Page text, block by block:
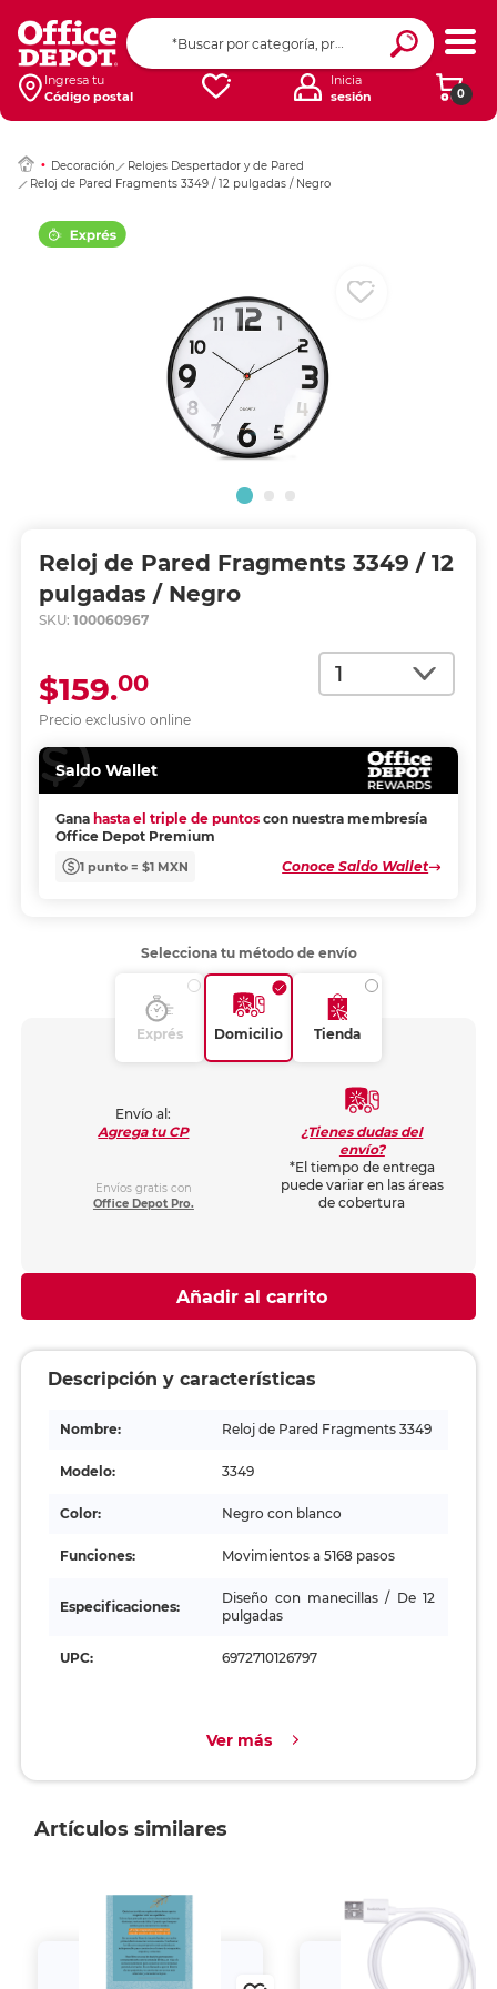
Ingresa tu
Código postal
0
Inicia
sesión
Decoración
Relojes Despertador y de Pared
Reloj de Pared Fragments 3349 / 12 pulgadas / Negro
Reloj de Pared Fragments 3349 / 12
pulgadas / Negro
SKU: 100060967
Cantidad
Precio exclusivo online
$159.00
Saldo Wallet
Gana hasta el triple de puntos con nuestra membresía
Office Depot Premium
1 punto = $1 MXN Conoce Saldo Wallet
Ingresar Codigo
Selecciona tu método de envío
Exprés Domicilio Tienda
Envío al:
Agrega tu CP
Envíos gratis con
Office Depot Pro.
¿Tienes dudas del
envío?
*El tiempo de entrega
puede variar en las áreas
de cobertura
Añadir al carrito
Descripción y características
Nombre: Reloj de Pared Fragments 3349
Modelo: 3349
Color: Negro con blanco
Funciones: Movimientos a 5168 pasos
Especificaciones:
Diseño con manecillas / De 12
pulgadas
UPC: 6972710126797
Ver más
Artículos similares